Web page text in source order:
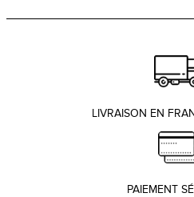
LIVRAISON EN
PAIEMENT